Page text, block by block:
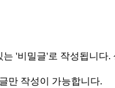
'비밀글'로 작성됩니
만 작성이 가능합니다.